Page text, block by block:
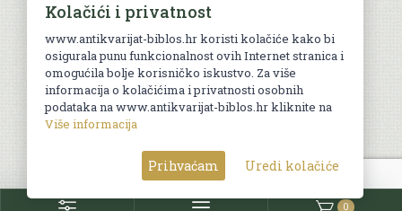
Uvjeti kupnje
© Sva prava pridržana. Web by
0
Kolačići i privatnost
www.antikvarijat-biblos.hr koristi kolačiće kako bi
osigurala punu funkcionalnost ovih Internet stranica i
omogućila bolje korisničko iskustvo. Za više
informacija o kolačićima i privatnosti osobnih
podataka na www.antikvarijat-biblos.hr kliknite na
Više informacija
Prihvaćam Uredi kolačiće